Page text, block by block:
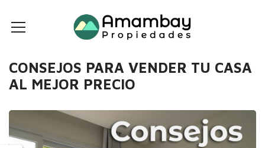
CONSEJOS PARA VENDER TU CASA
AL MEJOR PRECIO